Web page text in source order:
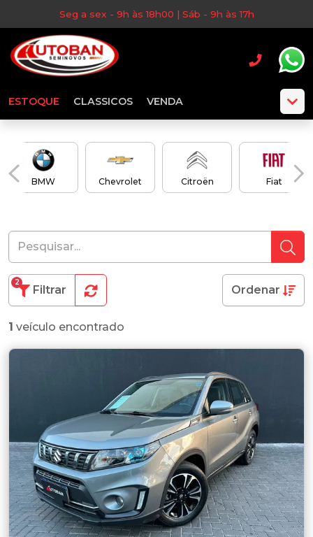
Seg a sex - 9h às 18h00 | Sáb - 9h às 17h
ESTOQUE CLASSICOS VENDA
BMW Chevrolet Citroën Fiat
Filtrar
2
Ordenar
1 veículo encontrado